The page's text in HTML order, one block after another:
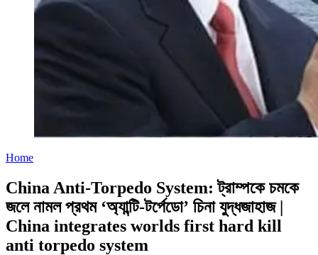
Home
China Anti-Torpedo System: ট্রাম্পকে চমকে
জলে নামল প্রথম ‘অ্যান্টি-টর্পেডো’ চিনা যুদ্ধজাহাজ |
China integrates worlds first hard kill
anti torpedo system